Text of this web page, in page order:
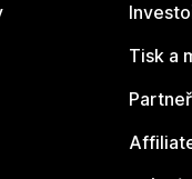
Tisk a